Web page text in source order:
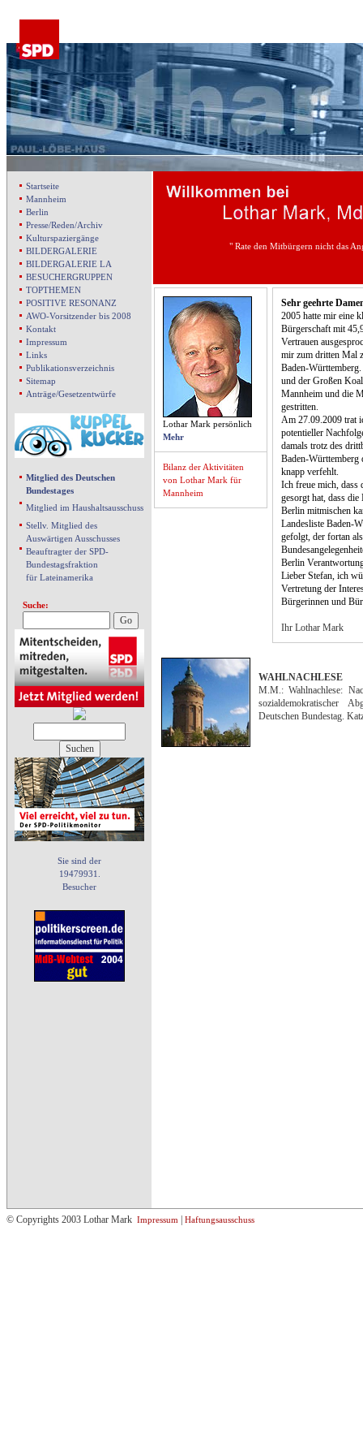
Startseite
Mannheim
Berlin
Presse/Reden/Archiv
Kulturspaziergänge
BILDERGALERIE
BILDERGALERIE LA
BESUCHERGRUPPEN
TOPTHEMEN
POSITIVE RESONANZ
AWO-Vorsitzender bis 2008
Kontakt
Impressum
Links
Publikationsverzeichnis
Sitemap
Anträge/Gesetzentwürfe
Mitglied des Deutschen
Bundestages
Mitglied im Haushaltsausschuss
Stellv. Mitglied des
Auswärtigen Ausschusses
Beauftragter der SPD-
Bundestagsfraktion
für Lateinamerika
Suche:
Sie sind der
19479931.
Besucher
" Rate den Mitbürgern nicht das
Lothar Mark persönlich
Mehr
Bilanz der Aktivitäten
von Lothar Mark für
Mannheim
Sehr geehrte
2005 hatte mir eine
Bürgerschaft mit
Vertrauen
mir zum dritten Mal
Baden-
und der Großen
Mannheim und die
gestritten.
Am 27.09.2009 trat
potentieller
damals trotz des
Baden-Württemberg
knapp verfehlt.
Ich freue mich, dass
gesorgt hat, dass
Berlin mitmischen
Landesliste Baden-
gefolgt, der fortan
Berlin
Lieber Stefan, ich
Vertretung der
Bürgerinnen und
Ihr Lothar Mark
WAHLNACHLESE
M.M.: Wahlnachlese:
sozialdemokratischer
Deutschen Bundestag.
© Copyrights 2003 Lothar Mark Impressum Haftungsausschuss